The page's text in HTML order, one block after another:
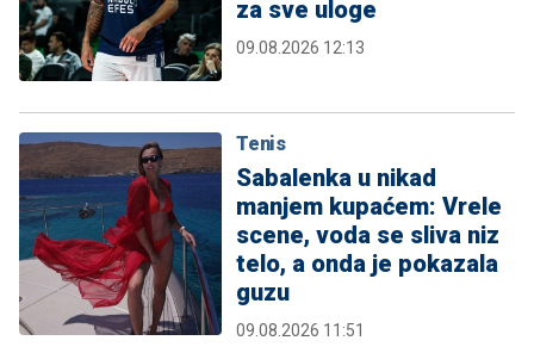
za sve uloge
09.08.2026 12:13
Tenis
Sabalenka u nikad
manjem kupaćem: Vrele
scene, voda se sliva niz
telo, a onda je pokazala
guzu
09.08.2026 11:51